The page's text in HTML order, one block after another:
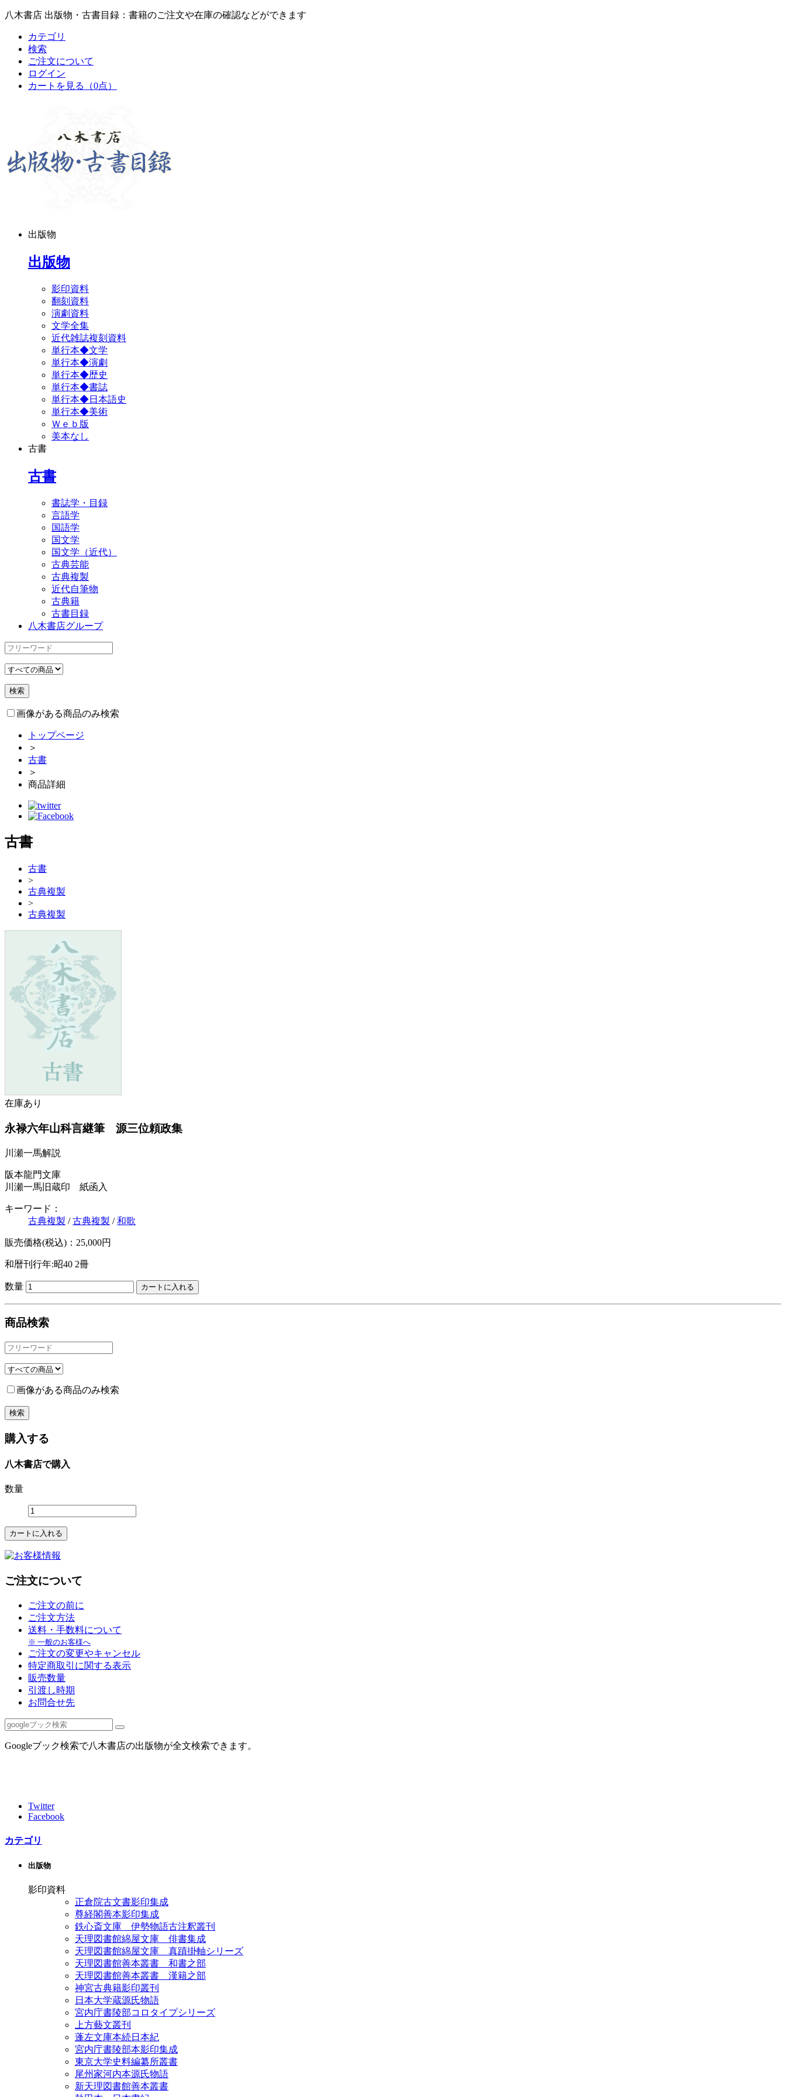
八木書店 出版物・古書目録：書籍のご注文や在庫の確認などができます
カテゴリ
検索
ご注文について
ログイン
カートを見る
（0点）
出版物
出版物
影印資料
翻刻資料
演劇資料
文学全集
近代雑誌複刻資料
単行本◆文学
単行本◆演劇
単行本◆歴史
単行本◆書誌
単行本◆日本語史
単行本◆美術
Ｗｅｂ版
美本なし
古書
古書
書誌学・目録
言語学
国語学
国文学
国文学（近代）
古典芸能
古典複製
近代自筆物
古典籍
古書目録
八木書店グループ
画像がある商品のみ検索
トップページ
＞
古書
＞
商品詳細
古書
古書
>
古典複製
>
古典複製
在庫あり
永禄六年山科言継筆 源三位頼政集
川瀬一馬解説
阪本龍門文庫
川瀬一馬旧蔵印 紙函入
キーワード：
古典複製 /古典複製 /和歌
販売価格(税込)：25,000円
和暦刊行年:昭40 2冊
数量
商品検索
画像がある商品のみ検索
購入する
八木書店で購入
数量
ご注文について
ご注文の前に
ご注文方法
送料・手数料について
※ 一般のお客様へ
ご注文の変更やキャンセル
特定商取引に関する表示
販売数量
引渡し時期
お問合せ先
Googleブック検索で八木書店の出版物が全文検索できます。
Twitter
Facebook
カテゴリ
出版物
影印資料
正倉院古文書影印集成
尊経閣善本影印集成
鉄心斎文庫 伊勢物語古注釈叢刊
天理図書館綿屋文庫 俳書集成
天理図書館綿屋文庫 真蹟掛軸シリーズ
天理図書館善本叢書 和書之部
天理図書館善本叢書 漢籍之部
神宮古典籍影印叢刊
日本大学蔵源氏物語
宮内庁書陵部コロタイプシリーズ
上方藝文叢刊
蓬左文庫本続日本紀
宮内庁書陵部本影印集成
東京大学史料編纂所叢書
尾州家河内本源氏物語
新天理図書館善本叢書